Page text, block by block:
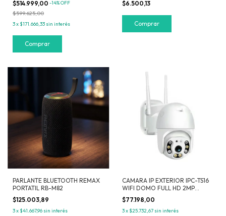
$514.999,00 -14%OFF
$599.625,00
3x$171.666,33 sin interés
$6.500,13
PARLANTE BLUETOOTH REMAX
PORTATIL RB-M82
$125.003,89
3x$41.667,96 sin interés
CAMARA IP EXTERIOR IPC-TS16
WIFI DOMO FULL HD 2MP
AUDIO INFRAROJO LUZ BLANCA
$77.198,00
3x$25.732,67 sin interés